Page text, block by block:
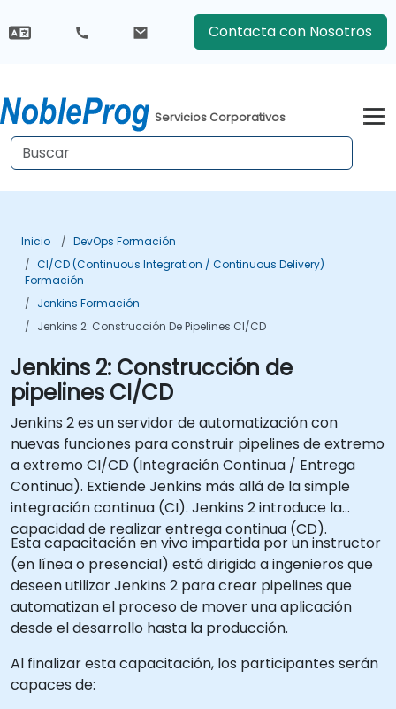
Contacta con Nosotros
Servicios Corporativos
Inicio
DevOps Formación
CI/CD (Continuous Integration / Continuous Delivery)
Formación
Jenkins Formación
Jenkins 2: Construcción De Pipelines CI/CD
Jenkins 2: Construcción de
pipelines CI/CD
Jenkins 2 es un servidor de automatización con
nuevas funciones para construir pipelines de extremo
a extremo CI/CD (Integración Continua / Entrega
Continua). Extiende Jenkins más allá de la simple
integración continua (CI). Jenkins 2 introduce la
capacidad de realizar entrega continua (CD).
Esta capacitación en vivo impartida por un instructor
(en línea o presencial) está dirigida a ingenieros que
deseen utilizar Jenkins 2 para crear pipelines que
automatizan el proceso de mover una aplicación
desde el desarrollo hasta la producción.
Al finalizar esta capacitación, los participantes serán
capaces de: